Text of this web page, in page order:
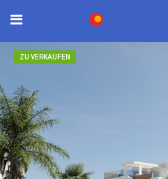
ZU VERKAUFEN